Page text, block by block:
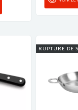
RUPTURE DE